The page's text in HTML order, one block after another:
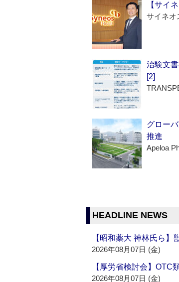
【サイ
サイネオ
治験文
[2]
グロー
推進
Apeloa
HEADLINE NEWS
【昭和薬大 神林氏ら
2026年08月07日 (金)
【厚労省検討会】OTC
2026年08月07日 (金)